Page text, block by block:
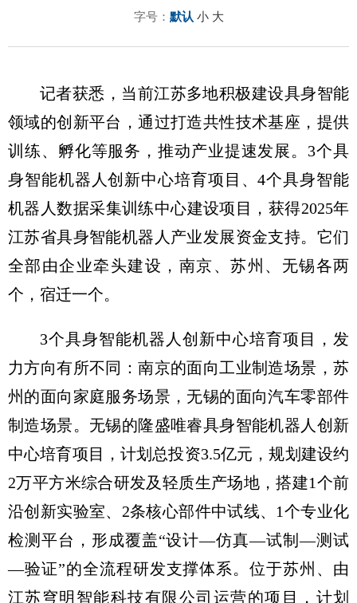
字号： 默认 小 大
记者获悉，当前江苏多地积极建设具身智能
领域的创新平台，通过打造共性技术基座，提供
训练、孵化等服务，推动产业提速发展。3个具
身智能机器人创新中心培育项目、4个具身智能
机器人数据采集训练中心建设项目，获得2025年
江苏省具身智能机器人产业发展资金支持。它们
全部由企业牵头建设，南京、苏州、无锡各两
个，宿迁一个。
3个具身智能机器人创新中心培育项目，发
力方向有所不同：南京的面向工业制造场景，苏
州的面向家庭服务场景，无锡的面向汽车零部件
制造场景。无锡的隆盛唯睿具身智能机器人创新
中心培育项目，计划总投资3.5亿元，规划建设约
2万平方米综合研发及轻质生产场地，搭建1个前
沿创新实验室、2条核心部件中试线、1个专业化
检测平台，形成覆盖“设计—仿真—试制—测试
—验证”的全流程研发支撑体系。位于苏州、由
江苏穹明智能科技有限公司运营的项目，计划